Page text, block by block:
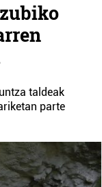
taldeak
parte